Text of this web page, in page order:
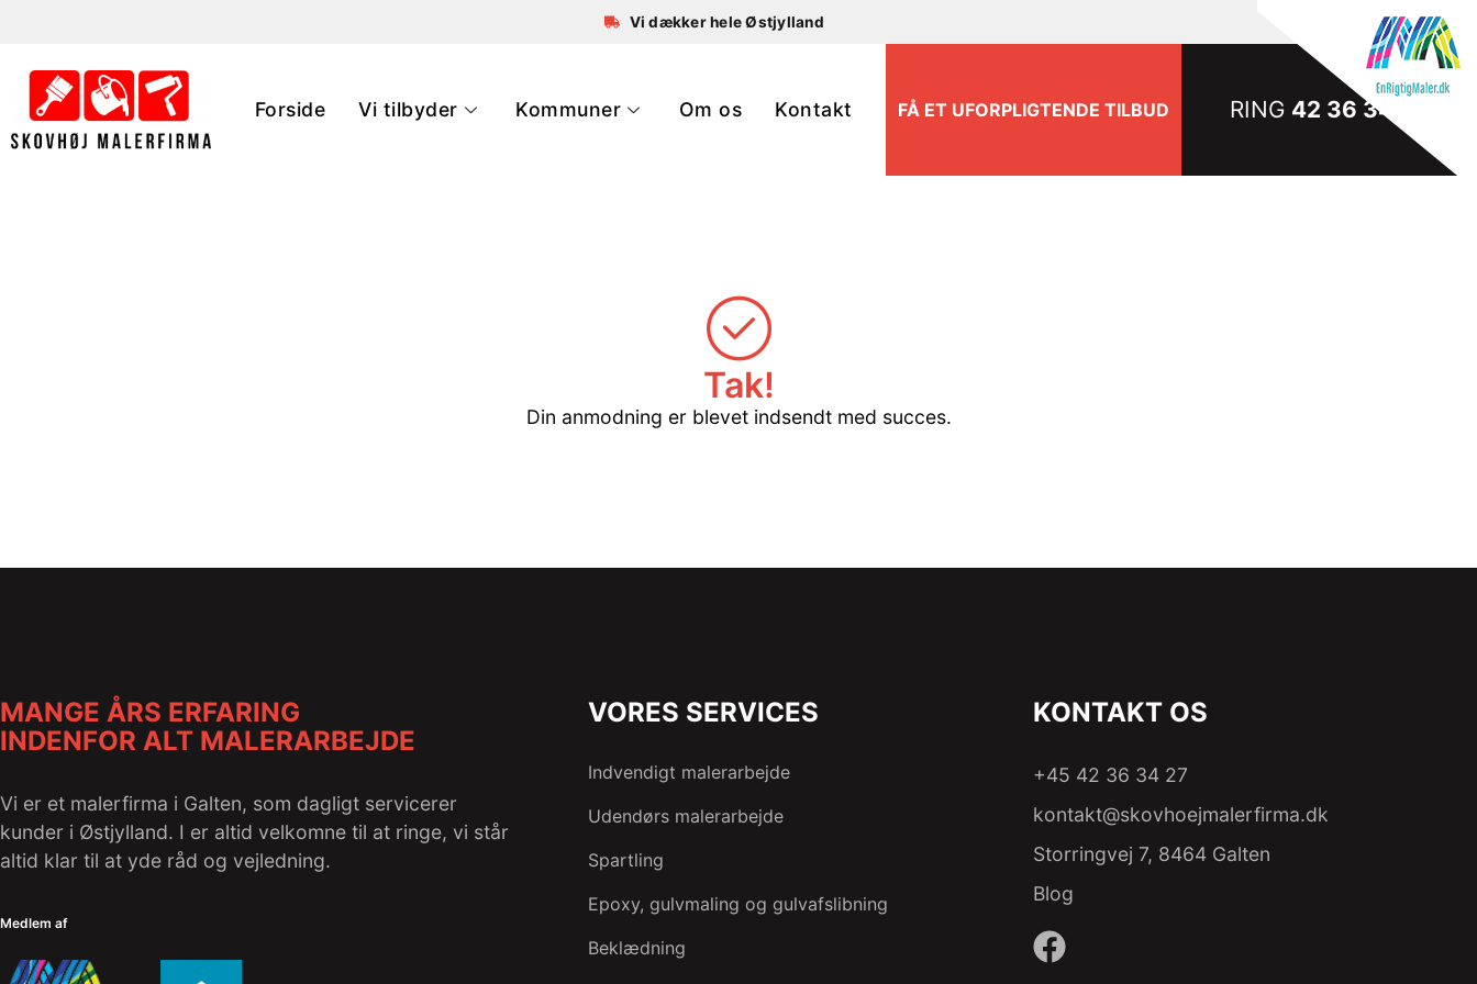
Vi dækker hele Østjylland
Forside Vi tilbyder Kommuner Om os Kontakt FÅ ET UFORPLIGTENDE TILBUD RING 42 36 34 27
Tak!
Din anmodning er blevet indsendt med succes.
MANGE ÅRS ERFARING
INDENFOR ALT MALERARBEJDE
Vi er et malerfirma i Galten, som dagligt servicerer
kunder i Østjylland. I er altid velkomne til at ringe, vi står
altid klar til at yde råd og vejledning.
Medlem af
VORES SERVICES
Indvendigt malerarbejde
Udendørs malerarbejde
Spartling
Epoxy, gulvmaling og gulvafslibning
Beklædning
KONTAKT OS
+45 42 36 34 27
kontakt@skovhoejmalerfirma.dk
Storringvej 7, 8464 Galten
Blog